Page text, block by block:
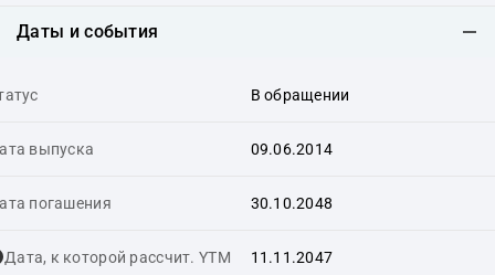
Даты и события
В обращении
выпуска 09.06.2014
погашения 30.10.2048
Дата, к которой рассчит. YTM 11.11.2047